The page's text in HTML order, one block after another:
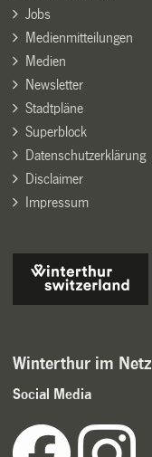
Jobs
Medienmitteilungen
Medien
Newsletter
Stadtpläne
Superblock
Datenschutzerklärung
Disclaimer
Impressum
Winterthur im Netz
Social Media